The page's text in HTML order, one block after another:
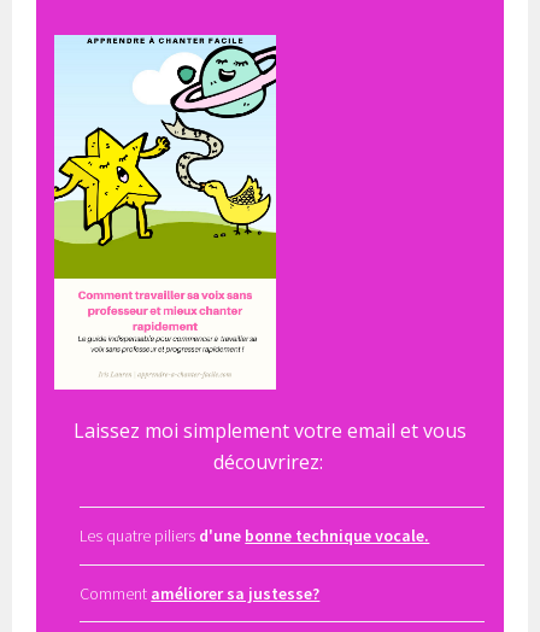
Laissez moi simplement votre email et vous
découvrirez:
Les quatre piliers d'une bonne technique vocale.
Comment améliorer sa justesse?